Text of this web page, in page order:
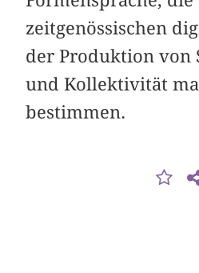
zeitgenössischen
der Produktion von
und Kollektivität
bestimmen.